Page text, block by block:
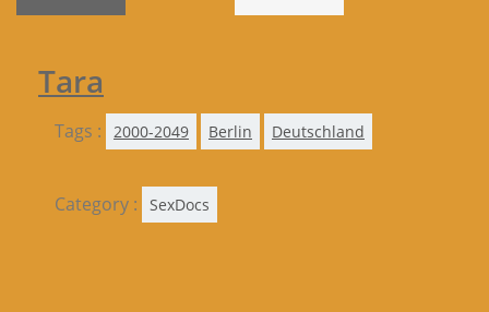
Tara
Tags : 2000-2049 Berlin Deutschland
Category : SexDocs